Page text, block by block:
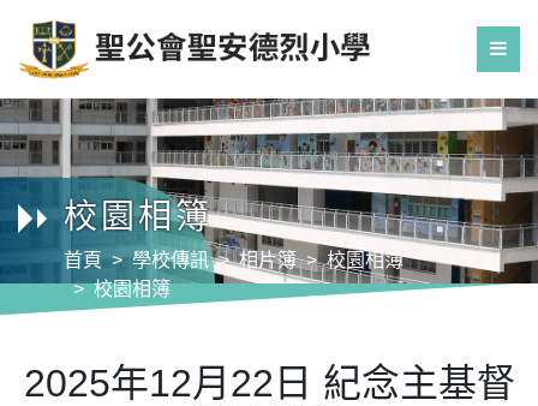
校園相簿
首頁 學校傳訊 相片簿
校園相簿
校園相簿
2025年12月22日 紀念主基督